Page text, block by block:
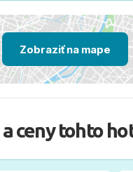
Zobraziť na mape
ceny tohto